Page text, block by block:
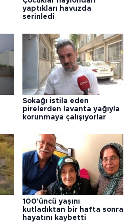
yaptıkları havuzda
serinledi
Sokağı istila eden
pirelerden lavanta yağıyla
korunmaya çalışıyorlar
100'üncü yaşını
kutladıktan bir hafta sonra
hayatını kaybetti